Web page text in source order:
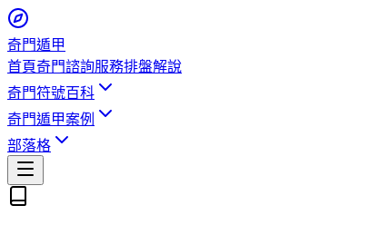
奇門遁甲
首頁奇門諮詢服務排盤解說
奇門符號百科
奇門遁甲案例
部落格